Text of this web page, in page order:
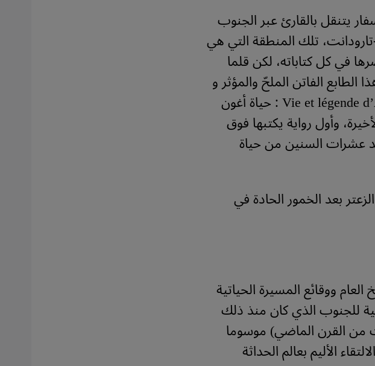
يتنقل بالقارئ عبر الجنوب
تلك المنطقة التي هي
في كل كتاباته، لكن قلما
الفاتن الملحّ والمؤثر و
المثير كما جاءت عليه في رواية Vie et légende d’Agoun’chich : حياة أغون
وأول رواية يكتبها فوق
ما بين سنتي 1979 و1983 بعد عشرات السنين من حياة
بعد الخمور الحادة في
ووقائع المسيرة الحياتية
للجنوب الذي كان منذ ذلك
من القرن الماضي) موسوما
الأليم بعالم الحداثة